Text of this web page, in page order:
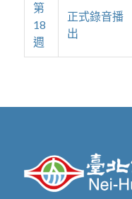
第
18
週
正式錄音播
出